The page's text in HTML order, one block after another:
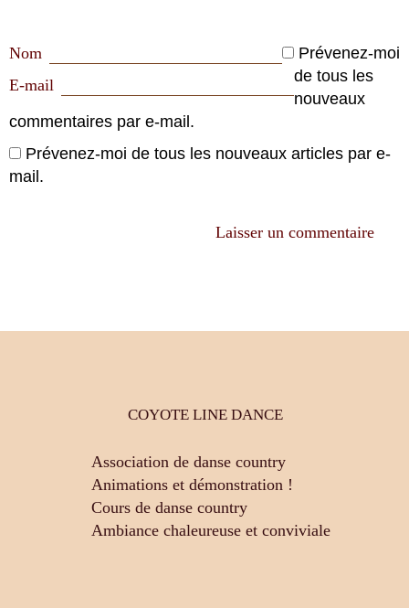
Nom
E-mail
Prévenez-moi
de tous les
nouveaux
commentaires par e-mail.
Prévenez-moi de tous les nouveaux articles par e-
mail.
COYOTE LINE DANCE
Association de danse country
Animations et démonstration !
Cours de danse country
Ambiance chaleureuse et conviviale